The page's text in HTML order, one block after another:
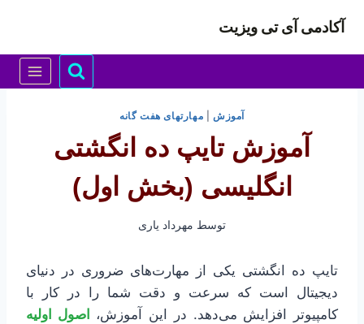
محتوا
آکادمی آی تی ویزیت
آموزش مهارتهای هفت گانه
آموزش تایپ ده انگشتی
انگلیسی (بخش اول)
توسط مهرداد یاری
تایپ ده انگشتی یکی از مهارت‌های ضروری در دنیای
دیجیتال است که سرعت و دقت شما را در کار با
کامپیوتر افزایش می‌دهد. در این آموزش،
اصول اولیه